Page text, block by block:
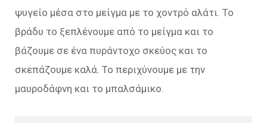
ψυγείο μέσα στο μείγμα με το χοντρό αλάτι. Το
βράδυ το ξεπλένουμε από το μείγμα και το
βάζουμε σε ένα πυράντοχο σκεύος και το
σκεπάζουμε καλά. Το περιχύνουμε με την
μαυροδάφνη και το μπαλσάμικο.